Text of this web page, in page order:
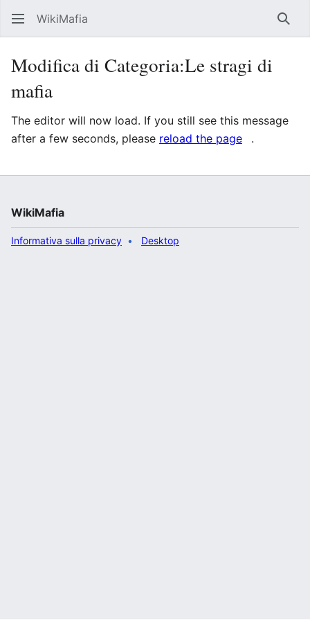
WikiMafia
Modifica di Categoria:Le stragi di
mafia
The editor will now load. If you still see this message
after a few seconds, please reload the page .
WikiMafia
Informativa sulla privacy Desktop